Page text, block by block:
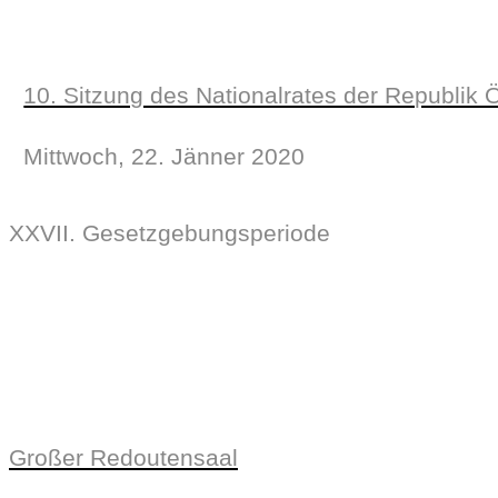
10. Sitzung des Nationalrates der Republik
Mittwoch, 22. Jänner 2020
XXVII. Gesetzgebungsperiode
Großer Redoutensaal